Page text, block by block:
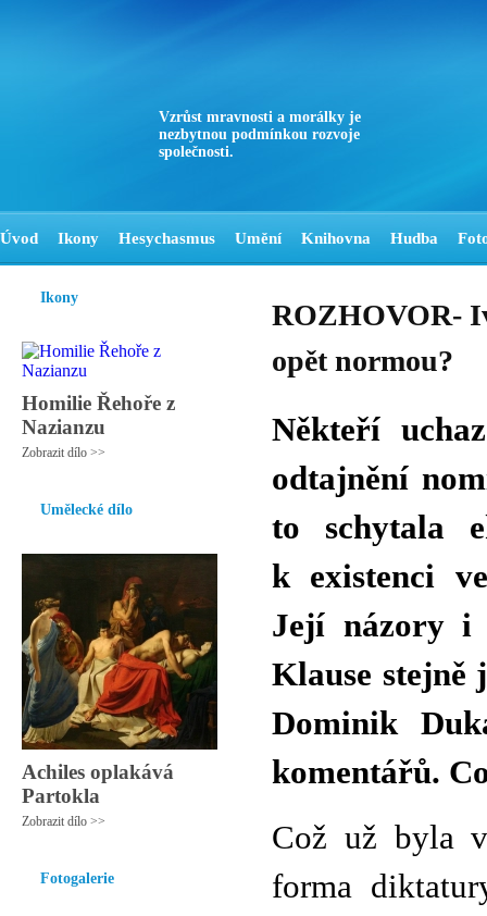
Vzrůst mravnosti a morálky je
nezbytnou podmínkou rozvoje
společnosti.
Úvod Ikony Hesychasmus Umění Knihovna Hudba
Ikony
Homilie Řehoře z
Nazianzu
Zobrazit dílo >>
Umělecké dílo
Achiles oplakává
Partokla
Zobrazit dílo >>
Fotogalerie
ROZHOVOR-
opět normou?
Někteří
odtajnění
to schytala
k existenci
Její názory i
Klause
Dominik
komentářů.
Což už byla
forma